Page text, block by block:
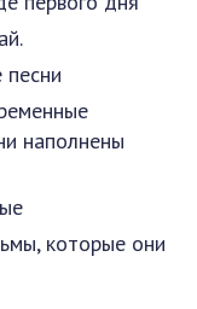
наполнены
которые они